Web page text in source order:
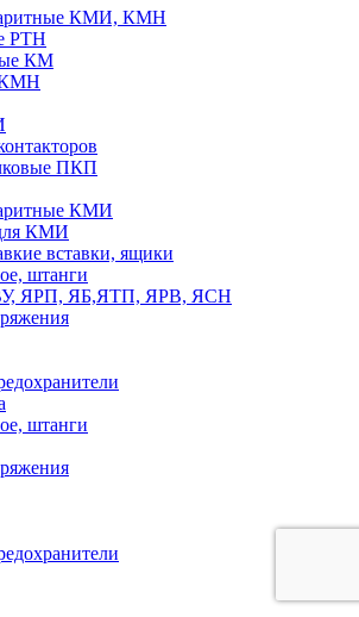
КМИ, КМН
РТН
КМ
КМН
ПКП
КМИ
КМИ
вставки, ящики
штанги
ЯРП, ЯБ,ЯТП, ЯРВ, ЯСН
штанги